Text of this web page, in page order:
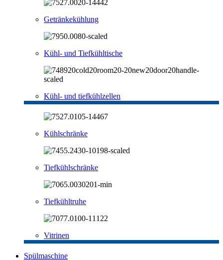
Getränkekühlung
Kühl- und Tiefkühltische
Kühl- und tiefkühlzellen
Kühlschränke
Tiefkühlschränke
Tiefkühltruhe
Vitrinen
Spülmaschine